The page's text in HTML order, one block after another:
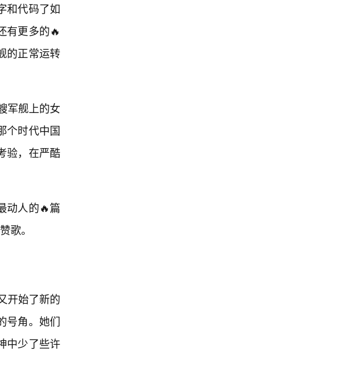
和代码了如
有更多的🔥
的正常运转
军舰上的女
个时代中国
验，在严酷
动人的🔥篇
歌。
开始了新的
号角。她们
中少了些许